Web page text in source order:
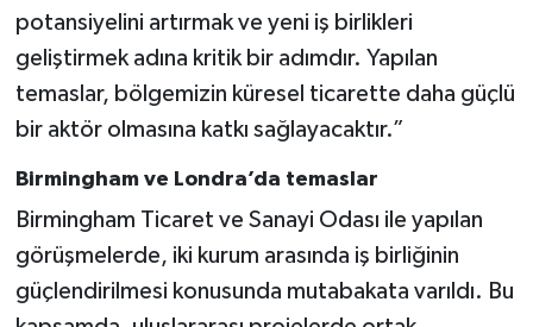
potansiyelini artırmak ve yeni iş birlikleri
geliştirmek adına kritik bir adımdır. Yapılan
temaslar, bölgemizin küresel ticarette daha güçlü
bir aktör olmasına katkı sağlayacaktır.”
Birmingham ve Londra’da temaslar
Birmingham Ticaret ve Sanayi Odası ile yapılan
görüşmelerde, iki kurum arasında iş birliğinin
güçlendirilmesi konusunda mutabakata varıldı. Bu